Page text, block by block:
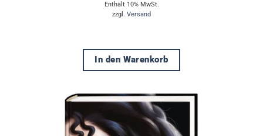
Enthält 10% MwSt.
zzgl. Versand
In den Warenkorb